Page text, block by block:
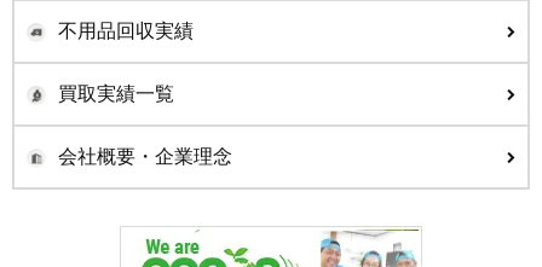
不用品回収実績
買取実績一覧
会社概要・企業理念